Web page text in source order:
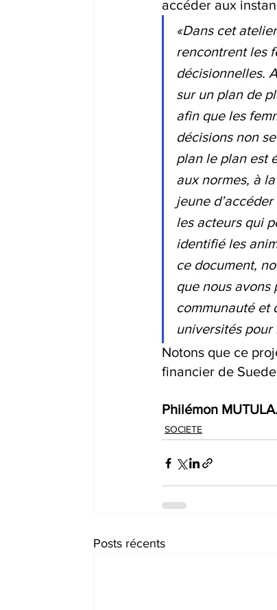
accéder aux
«Dans cet
rencontrent les
décisionnelles.
sur un plan de
afin que les
décisions non
plan le plan est
aux normes, à
jeune
les acteurs qui
identifié les
ce document,
que nous avons
communauté et
universités pour
Notons que ce
financier de
Philémon
SOCIETE
Posts récents